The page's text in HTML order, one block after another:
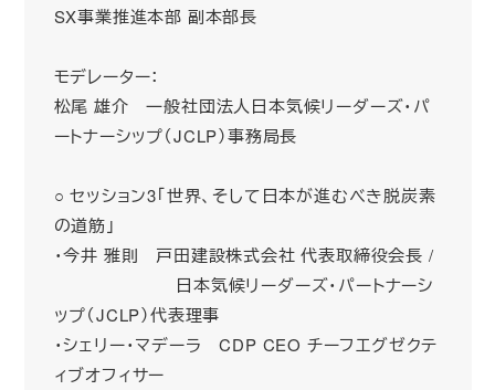
SX事業推進本部 副本部長
モデレーター：
松尾 雄介 一般社団法人日本気候リーダーズ・パ
ートナーシップ（JCLP）事務局長
○ セッション3「世界、そして日本が進むべき脱炭素
の道筋」
・今井 雅則 戸田建設株式会社 代表取締役会長 /
日本気候リーダーズ・パートナーシ
ップ（JCLP）代表理事
・シェリー・マデーラ CDP CEO チーフエグゼクテ
ィブオフィサー